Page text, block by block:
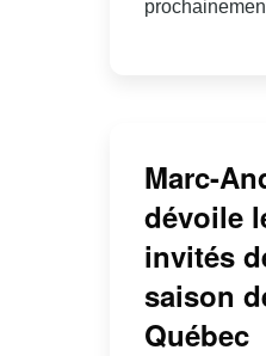
Marc-
dévoile
invités
saison
Québec